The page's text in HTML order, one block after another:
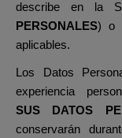
describe en la
PERSONALES) o
aplicables.
Los Datos
experiencia
SUS DATOS
conservarán